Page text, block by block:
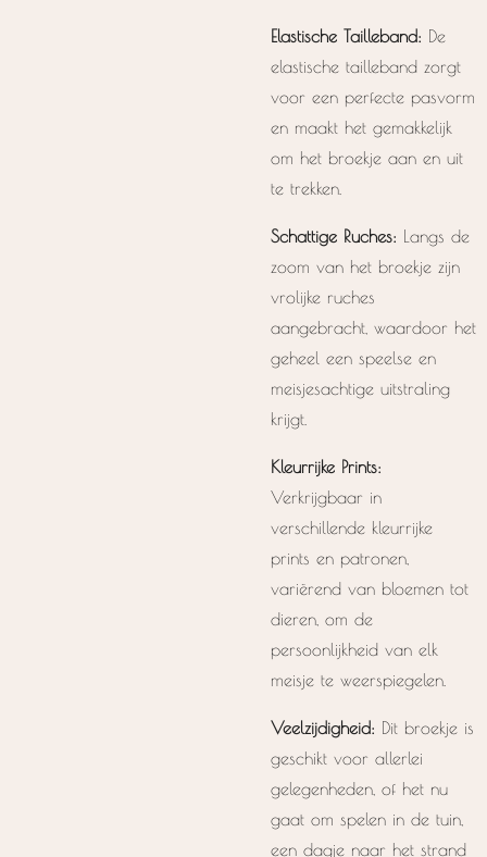
Elastische Tailleband: De
elastische tailleband zorgt
voor een perfecte pasvorm
en maakt het gemakkelijk
om het broekje aan en uit
te trekken.
Schattige Ruches: Langs de
zoom van het broekje zijn
vrolijke ruches
aangebracht, waardoor het
geheel een speelse en
meisjesachtige uitstraling
krijgt.
Kleurrijke Prints:
Verkrijgbaar in
verschillende kleurrijke
prints en patronen,
variërend van bloemen tot
dieren, om de
persoonlijkheid van elk
meisje te weerspiegelen.
Veelzijdigheid: Dit broekje is
geschikt voor allerlei
gelegenheden, of het nu
gaat om spelen in de tuin,
een dagje naar het strand